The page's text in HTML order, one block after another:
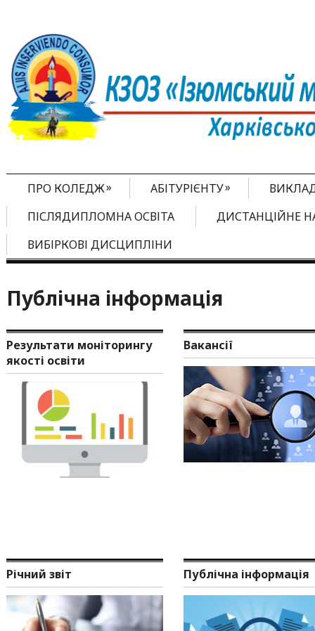
ПРО КОЛЕДЖ» АБІТУРІЄНТУ»
ПІСЛЯДИПЛОМНА ОСВІТА
ДИСТАНЦІЙНЕ
ВИБІРКОВІ ДИСЦИПЛІНИ
Публічна інформація
Результати моніторингу
якості освіти
Вакансії
Річний звіт Публічна інформація